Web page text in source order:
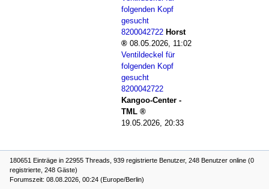
folgenden Kopf
gesucht
8200042722 Horst
08.05.2026, 11:02
Ventildeckel für
folgenden Kopf
gesucht
8200042722
Kangoo-Center -
TML
19.05.2026, 20:33
180651 Einträge in 22955 Threads, 939 registrierte Benutzer, 248 Benutzer online (0
registrierte, 248 Gäste)
Forumszeit: 08.08.2026, 00:24 (Europe/Berlin)